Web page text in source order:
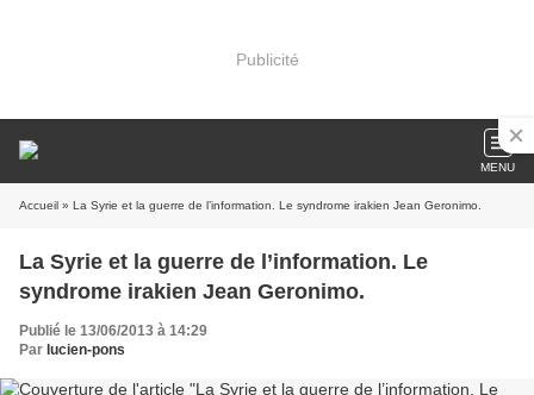
Publicité
MENU
Accueil » La Syrie et la guerre de l’information. Le syndrome irakien Jean Geronimo.
La Syrie et la guerre de l’information. Le
syndrome irakien Jean Geronimo.
Publié le 13/06/2013 à 14:29
Par lucien-pons